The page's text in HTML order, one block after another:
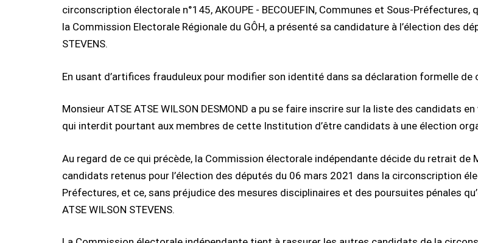
circonscription électorale n°145, AKOUPE - BECOUEFIN, Communes et Sous-Préfectures,
la Commission Electorale Régionale du GÔH, a présenté sa candidature à l’élection des
STEVENS.
En usant d’artifices frauduleux pour modifier son identité dans sa déclaration formelle de
Monsieur ATSE ATSE WILSON DESMOND a pu se faire inscrire sur la liste des candidats
qui interdit pourtant aux membres de cette Institution d’être candidats à une élection
Au regard de ce qui précède, la Commission électorale indépendante décide du retrait de
candidats retenus pour l’élection des députés du 06 mars 2021 dans la circonscription
Préfectures, et ce, sans préjudice des mesures disciplinaires et des poursuites pénales
ATSE WILSON STEVENS.